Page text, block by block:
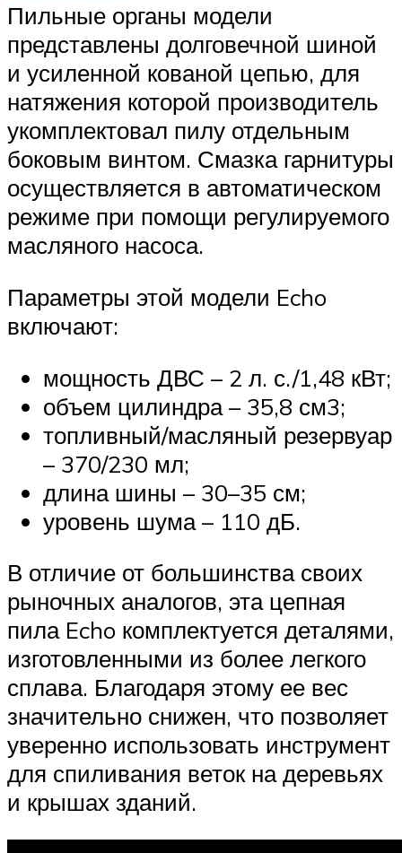
Пильные органы модели
представлены долговечной шиной
и усиленной кованой цепью, для
натяжения которой производитель
укомплектовал пилу отдельным
боковым винтом. Смазка гарнитуры
осуществляется в автоматическом
режиме при помощи регулируемого
масляного насоса.
Параметры этой модели Echo
включают:
мощность ДВС – 2 л. с./1,48 кВт;
объем цилиндра – 35,8 см3;
топливный/масляный резервуар
– 370/230 мл;
длина шины – 30–35 см;
уровень шума – 110 дБ.
В отличие от большинства своих
рыночных аналогов, эта цепная
пила Echo комплектуется деталями,
изготовленными из более легкого
сплава. Благодаря этому ее вес
значительно снижен, что позволяет
уверенно использовать инструмент
для спиливания веток на деревьях
и крышах зданий.